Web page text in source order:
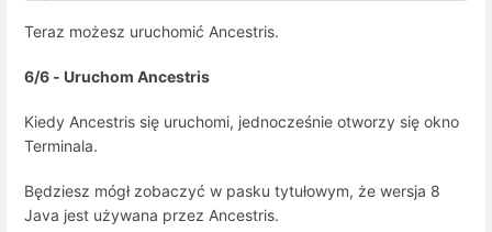
Teraz możesz uruchomić Ancestris.
6/6 - Uruchom Ancestris
Kiedy Ancestris się uruchomi, jednocześnie otworzy się okno
Terminala.
Będziesz mógł zobaczyć w pasku tytułowym, że wersja 8
Java jest używana przez Ancestris.